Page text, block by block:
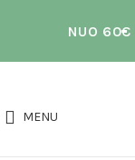
NUO 60€
MENU